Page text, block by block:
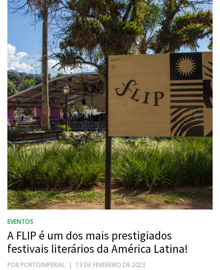
EVENTOS
A FLIP é um dos mais prestigiados
festivais literários da América Latina!
POR PORTOIMPERIAL
POSTADO
13 DE FEVEREIRO DE 2023